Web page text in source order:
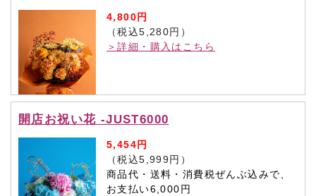
4,800円
（税込5,280円）
＞詳細・購入はこちら
開店お祝い花 -JUST6000
5,454円
（税込5,999円）
商品代・送料・消費税ぜんぶ込みで、
お支払い6,000円